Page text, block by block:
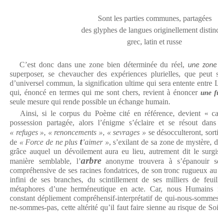
Sont les parties communes, partagées
des glyphes de langues originellement
grec, latin et russe
C’est donc dans une zone bien déterminée du réel, une
superposer, se chevaucher des expériences plurielles, que peut
d’universel commun, la signification ultime qui sera entente entre
qui, énoncé en termes qui me sont chers, revient à énoncer une
seule mesure qui rende possible un échange humain.
Ainsi, si le corpus du Poème cité en référence, devient «
possession partagée, alors l’énigme s’éclaire et se résout
« refuges », « renoncements », « sevrages » se désocculteront,
de « Force de ne plust’aimer », s’exilant de sa zone de mystère,
grâce auquel un dévoilement aura eu lieu, autrement dit le
manière semblable, l’arbre anonyme trouvera à s’épanouir
compréhensive de ses racines fondatrices, de son tronc rugueux
infini de ses branches, du scintillement de ses milliers de
métaphores d’une herméneutique en acte. Car, nous
constant dépliement compréhensif-interprétatif de qui-nous-
ne-sommes-pas, cette altérité qu’il faut faire sienne au risque de